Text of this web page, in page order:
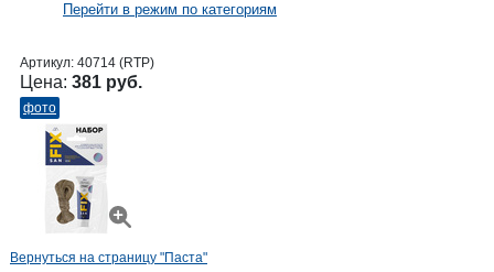
Перейти в режим по категориям
Артикул: 40714 (RTP)
Цена: 381 руб.
фото
Вернуться на страницу "Паста"